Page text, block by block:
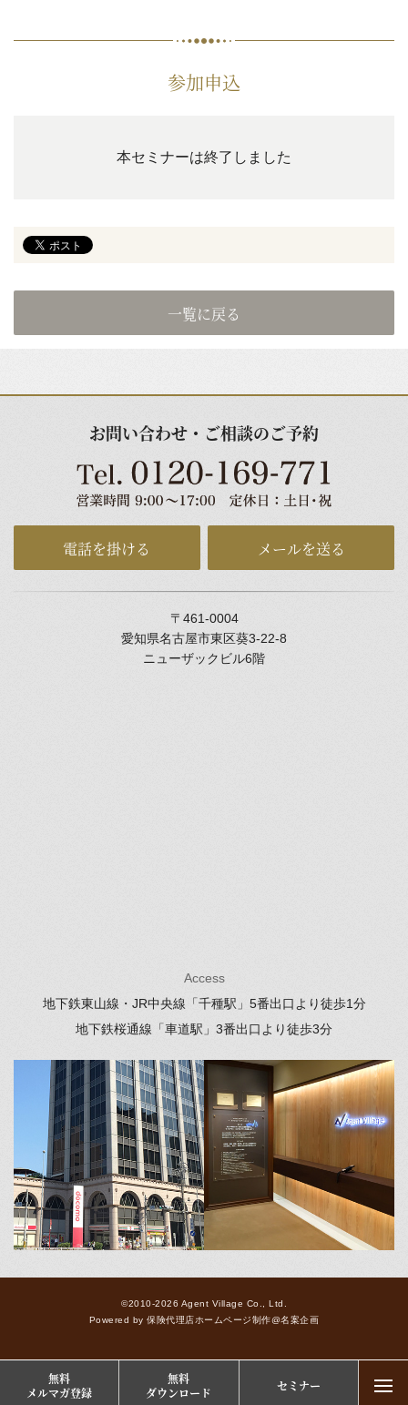
参加申込
本セミナーは終了しました
一覧に戻る
お問い合わせ・ご相談のご予約
電話を掛ける メールを送る
〒461-0004
愛知県名古屋市東区葵3-22-8
ニューザックビル6階
Access
地下鉄東山線・JR中央線「千種駅」 5番出口より徒歩1分
地下鉄桜通線「車道駅」 3番出口より徒歩3分
©2010-2026 Agent Village Co., Ltd.
Powered by保険代理店ホームページ制作@名案企画
無料
メルマガ登録
無料
ダウンロード
セミナー